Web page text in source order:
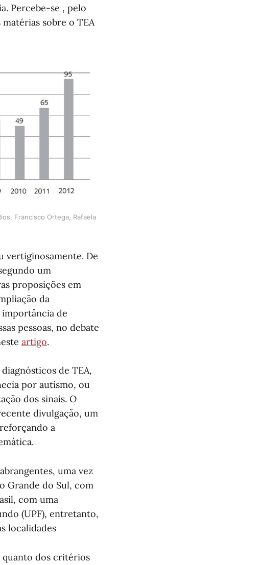
Percebe-se , pelo
sobre o TEA
Francisco Ortega, Rafaela
vertiginosamente. De
um
proposições em
da
importância de
pessoas, no debate
artigo.
de TEA,
por autismo, ou
dos sinais. O
divulgação, um
a
uma vez
Grande do Sul, com
com uma
(UPF), entretanto,
localidades
quanto dos critérios